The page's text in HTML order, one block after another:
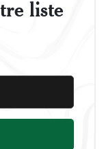
liste